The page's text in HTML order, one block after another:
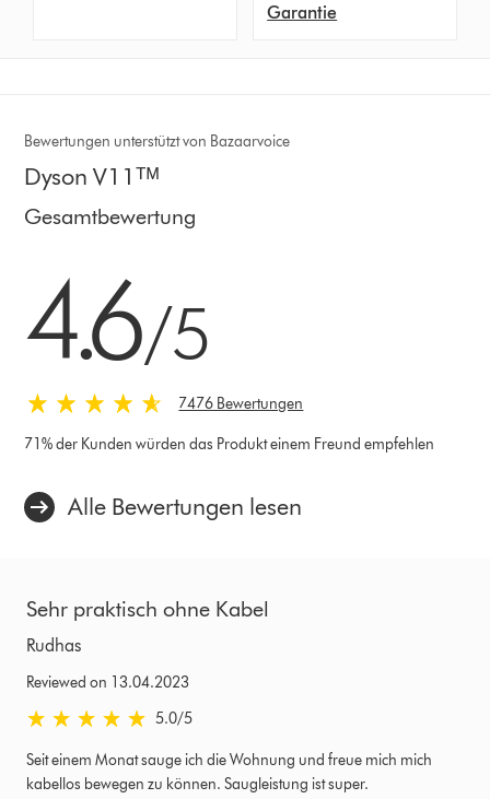
Garantie
Bewertungen unterstützt von Bazaarvoice
Dyson V11ᵀᴹ
Gesamtbewertung
4.6/5
7476 Bewertungen
71% der Kunden würden das Produkt einem Freund empfehlen
Alle Bewertungen lesen
Sehr praktisch ohne Kabel
Rudhas
Reviewed on 13.04.2023
5.0 stars out of 5 from Reviewed on 13.04.2023 Bewertungen
5.0/5
Seit einem Monat sauge ich die Wohnung und freue mich mich
kabellos bewegen zu können. Saugleistung ist super.